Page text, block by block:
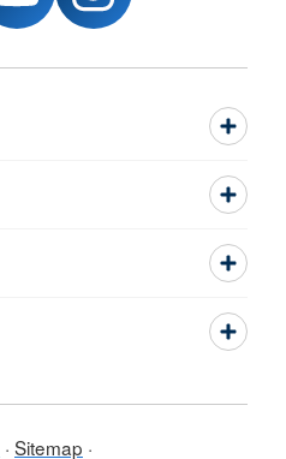
Sitemap